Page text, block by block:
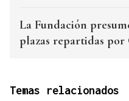
La Fundación
plazas repartidas por
Temas relacionados